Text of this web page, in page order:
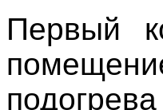
Первый